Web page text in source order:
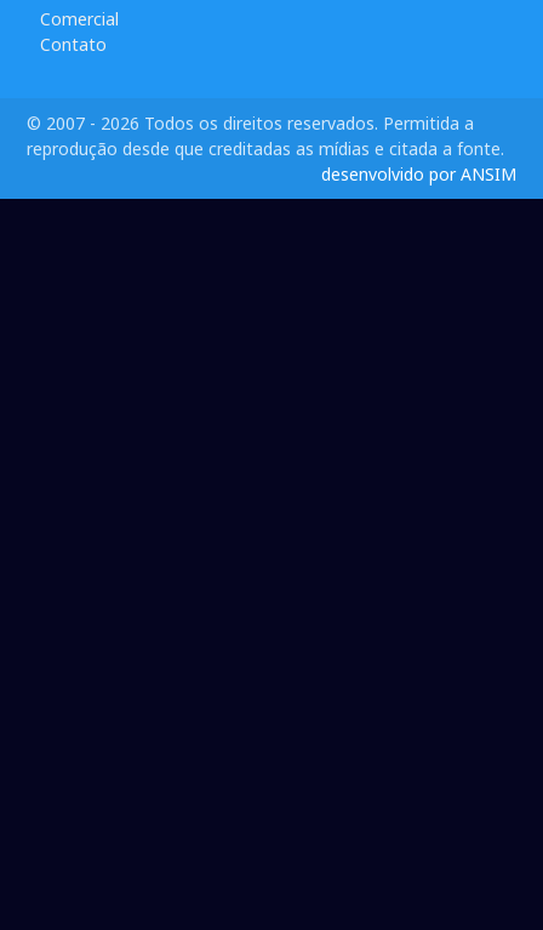
Comercial
Contato
© 2007 - 2026 Todos os direitos reservados. Permitida a
reprodução desde que creditadas as mídias e citada a fonte.
desenvolvido por ANSIM